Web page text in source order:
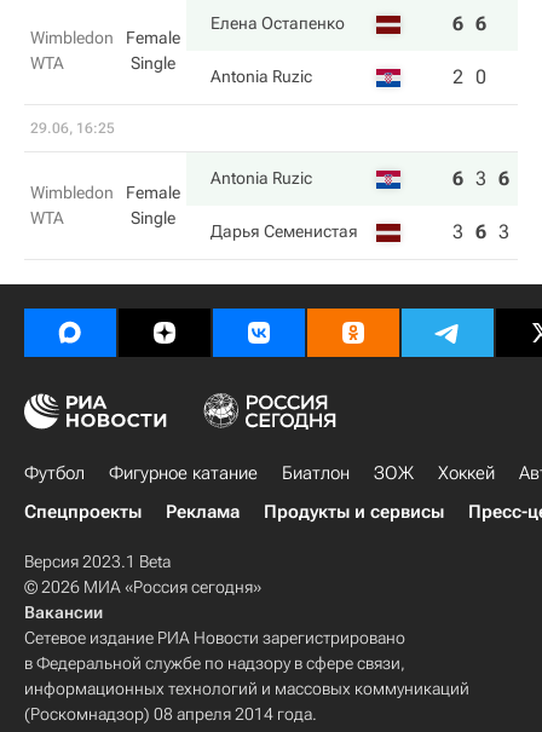
Wimbledon
WTA
Female
Single
Елена Остапенко 6 6
Antonia Ruzic 2 0
29.06, 16:25
Wimbledon
WTA
Female
Single
Antonia Ruzic 6 3 6
Дарья Семенистая 3 6 3
Футбол Фигурное катание Биатлон ЗОЖ Хоккей
Спецпроекты
Реклама Продукты и сервисы Пресс-
Версия 2023.1 Beta
© 2026 МИА «Россия сегодня»
Вакансии
Сетевое издание РИА Новости зарегистрировано
в Федеральной службе по надзору в сфере связи,
информационных технологий и массовых коммуникаций
(Роскомнадзор) 08 апреля 2014 года.